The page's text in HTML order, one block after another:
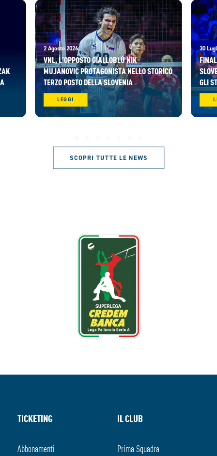
2 Agosto 2026
VNL, L’OPPOSTO GIALLOBLÙ NIK
MUJANOVIC PROTAGONISTA NELLO STORICO
TERZO POSTO DELLA SLOVENIA
LEGGI
30
GLI
SCOPRI TUTTE LE NEWS
TICKETING
Abbonamenti
IL CLUB
Prima Squadra